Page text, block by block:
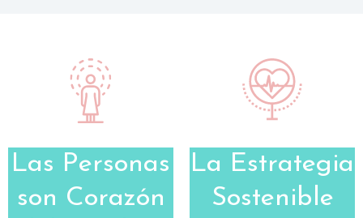
Las Personas
son Corazón
La Estrategia
Sostenible